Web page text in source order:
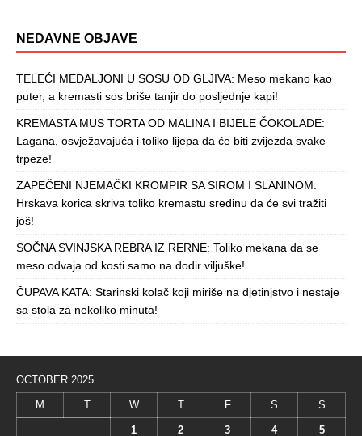
NEDAVNE OBJAVE
TELEĆI MEDALJONI U SOSU OD GLJIVA: Meso mekano kao
puter, a kremasti sos briše tanjir do posljednje kapi!
KREMASTA MUS TORTA OD MALINA I BIJELE ČOKOLADE:
Lagana, osvježavajuća i toliko lijepa da će biti zvijezda svake
trpeze!
ZAPEČENI NJEMAČKI KROMPIR SA SIROM I SLANINOM:
Hrskava korica skriva toliko kremastu sredinu da će svi tražiti
još!
SOČNA SVINJSKA REBRA IZ RERNE: Toliko mekana da se
meso odvaja od kosti samo na dodir viljuške!
ČUPAVA KATA: Starinski kolač koji miriše na djetinjstvo i nestaje
sa stola za nekoliko minuta!
OCTOBER 2025
M T W T F S S
1 2 3 4 5